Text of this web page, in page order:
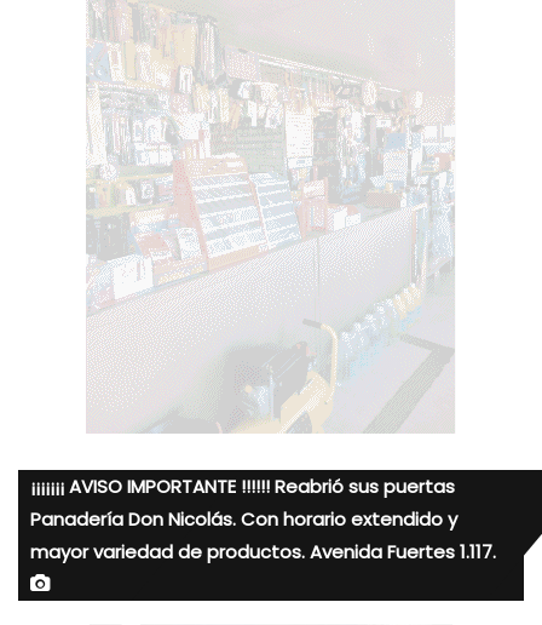
¡¡¡¡¡¡¡ AVISO IMPORTANTE !!!!!! Reabrió sus puertas
Panadería Don Nicolás. Con horario extendido y
mayor variedad de productos. Avenida Fuertes 1.117.